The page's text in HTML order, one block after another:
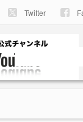
Twitter